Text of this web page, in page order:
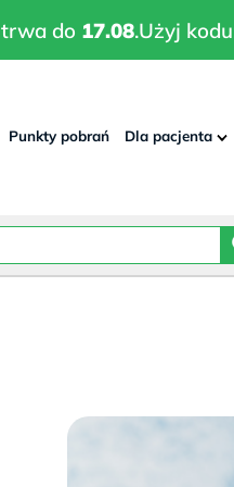
do 17.08.Użyj
do 17.08.Użyj kodu:
Punkty pobrań Dla pacjenta